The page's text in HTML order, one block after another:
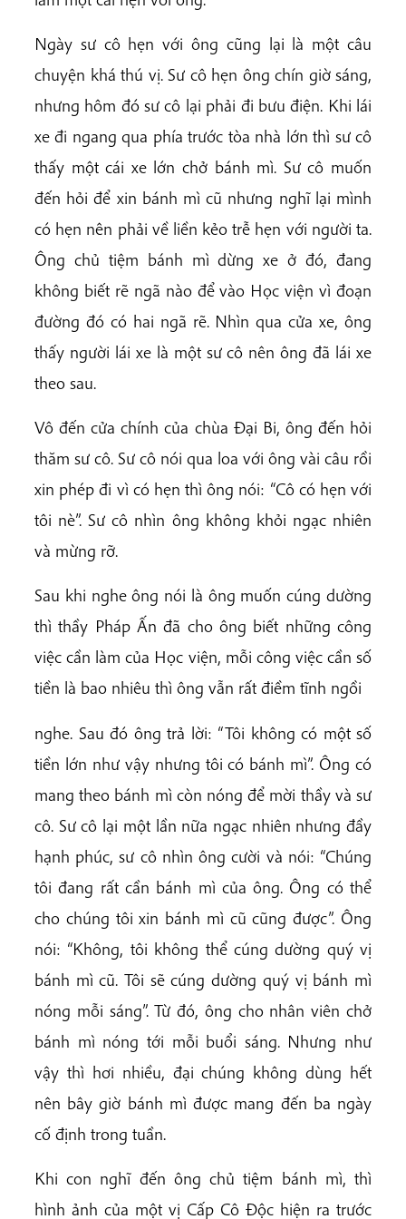
Ngày sư cô hẹn với ông cũng lại là một câu
chuyện khá thú vị. Sư cô hẹn ông chín giờ sáng,
nhưng hôm đó sư cô lại phải đi bưu điện. Khi lái
xe đi ngang qua phía trước tòa nhà lớn thì sư cô
thấy một cái xe lớn chở bánh mì. Sư cô muốn
đến hỏi để xin bánh mì cũ nhưng nghĩ lại mình
có hẹn nên phải về liền kẻo trễ hẹn với người ta.
Ông chủ tiệm bánh mì dừng xe ở đó, đang
không biết rẽ ngã nào để vào Học viện vì đoạn
đường đó có hai ngã rẽ. Nhìn qua cửa xe, ông
thấy người lái xe là một sư cô nên ông đã lái xe
theo sau.
Vô đến cửa chính của chùa Đại Bi, ông đến hỏi
thăm sư cô. Sư cô nói qua loa với ông vài câu rồi
xin phép đi vì có hẹn thì ông nói: “Cô có hẹn với
tôi nè”. Sư cô nhìn ông không khỏi ngạc nhiên
và mừng rỡ.
Sau khi nghe ông nói là ông muốn cúng dường
thì thầy Pháp Ấn đã cho ông biết những công
việc cần làm của Học viện, mỗi công việc cần số
tiền là bao nhiêu thì ông vẫn rất điềm tĩnh ngồi
nghe. Sau đó ông trả lời: “Tôi không có một số
tiền lớn như vậy nhưng tôi có bánh mì”. Ông có
mang theo bánh mì còn nóng để mời thầy và sư
cô. Sư cô lại một lần nữa ngạc nhiên nhưng đầy
hạnh phúc, sư cô nhìn ông cười và nói: “Chúng
tôi đang rất cần bánh mì của ông. Ông có thể
cho chúng tôi xin bánh mì cũ cũng được”. Ông
nói: “Không, tôi không thể cúng dường quý vị
bánh mì cũ. Tôi sẽ cúng dường quý vị bánh mì
nóng mỗi sáng”. Từ đó, ông cho nhân viên chở
bánh mì nóng tới mỗi buổi sáng. Nhưng như
vậy thì hơi nhiều, đại chúng không dùng hết
nên bây giờ bánh mì được mang đến ba ngày
cố định trong tuần.
Khi con nghĩ đến ông chủ tiệm bánh mì, thì
hình ảnh của một vị Cấp Cô Độc hiện ra trước